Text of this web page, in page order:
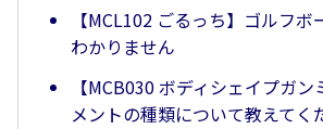
【MCL102 ごるっち】ゴルフ
わかりません
【MCB030 ボディシェイプガ
メントの種類について教えてく